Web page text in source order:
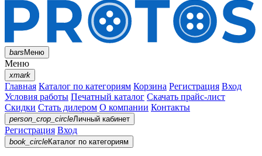
barsМеню
Меню
xmark
Главная Каталог по категориям Корзина Регистрация Вход
Условия работы Печатный каталог Скачать прайс-лист
Скидки Стать дилером О компании Контакты
person_crop_circleЛичный кабинет
Регистрация Вход
book_circleКаталог по категориям